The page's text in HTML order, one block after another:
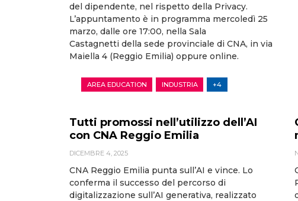
del dipendente, nel rispetto della Privacy.
L’appuntamento è in programma mercoledì 25
marzo, dalle ore 17:00, nella Sala
Castagnetti della sede provinciale di CNA, in via
Maiella 4 (Reggio Emilia) oppure online.
AREA EDUCATION INDUSTRIA +4
Tutti promossi nell’utilizzo dell’AI
con CNA Reggio Emilia
DICEMBRE 4, 2025
CNA Reggio Emilia punta sull’AI e vince. Lo
conferma il successo del percorso di
digitalizzazione sull’AI generativa, realizzato